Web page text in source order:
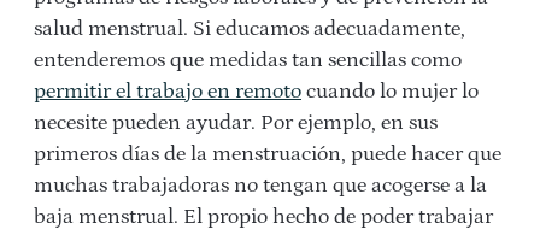
salud menstrual. Si educamos adecuadamente,
entenderemos que medidas tan sencillas como
permitir el trabajo en remoto cuando lo mujer lo
necesite pueden ayudar. Por ejemplo, en sus
primeros días de la menstruación, puede hacer que
muchas trabajadoras no tengan que acogerse a la
baja menstrual. El propio hecho de poder trabajar